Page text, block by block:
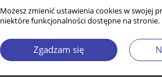
Możesz zmienić ustawienia cookies w swojej
niektóre funkcjonalności dostępne na stronie.
Zgadzam się